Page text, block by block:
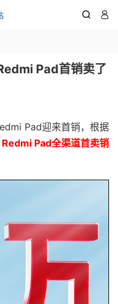
 
Pad首销卖了
Pad迎来首销，根据
Redmi Pad全渠道首卖销